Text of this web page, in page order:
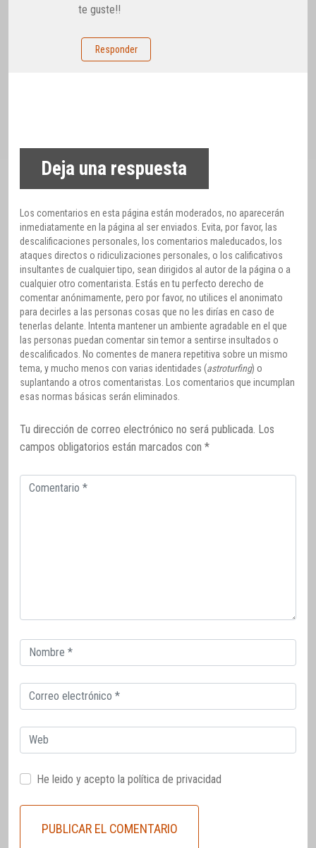
te guste!!
Responder
Deja una respuesta
Los comentarios en esta página están moderados, no aparecerán
inmediatamente en la página al ser enviados. Evita, por favor, las
descalificaciones personales, los comentarios maleducados, los
ataques directos o ridiculizaciones personales, o los calificativos
insultantes de cualquier tipo, sean dirigidos al autor de la página o a
cualquier otro comentarista. Estás en tu perfecto derecho de
comentar anónimamente, pero por favor, no utilices el anonimato
para decirles a las personas cosas que no les dirías en caso de
tenerlas delante. Intenta mantener un ambiente agradable en el que
las personas puedan comentar sin temor a sentirse insultados o
descalificados. No comentes de manera repetitiva sobre un mismo
tema, y mucho menos con varias identidades (astroturfing) o
suplantando a otros comentaristas. Los comentarios que incumplan
esas normas básicas serán eliminados.
Tu dirección de correo electrónico no será publicada. Los
campos obligatorios están marcados con *
Comentario
Correo
electrónico
Correo
electrónico
Web
He leido y acepto la política de privacidad